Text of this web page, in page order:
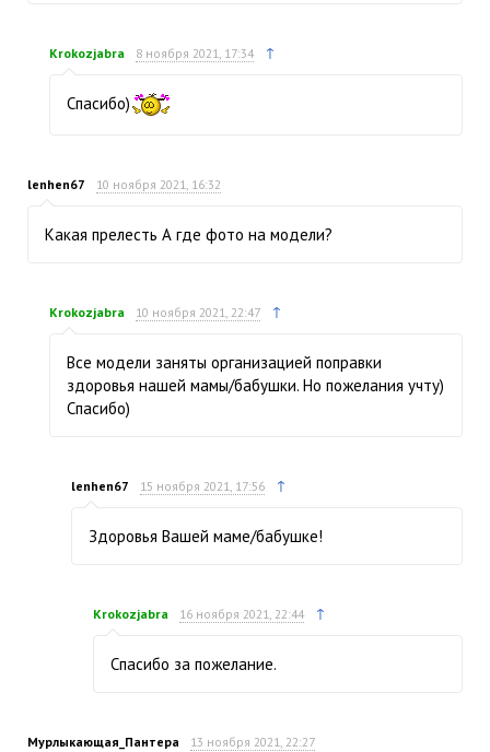
Krokozjabra 8 ноября 2021, 17:34 ↑
Спасибо)
lenhen67 10 ноября 2021, 16:32
Какая прелесть А где фото на модели?
Krokozjabra 10 ноября 2021, 22:47 ↑
Все модели заняты организацией поправки
здоровья нашей мамы/бабушки. Но пожелания учту)
Спасибо)
lenhen67 15 ноября 2021, 17:56 ↑
Здоровья Вашей маме/бабушке!
Krokozjabra 16 ноября 2021, 22:44 ↑
Спасибо за пожелание.
Мурлыкающая_Пантера 13 ноября 2021, 22:27